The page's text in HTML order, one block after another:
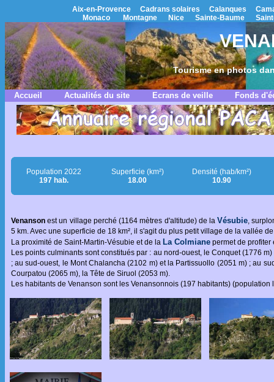
Aix-en-Provence Cadrans solaires Calanques
Monaco
Montagne Nice Sainte-Baume
Tourisme en photos
Accueil Actualités du site Ecrans de veille Fonds
Population 2022
197 hab.
Superficie (km²)
18.00
Densité (hab/km²)
10.90
Venanson est un village perché (1164 mètres d'altitude) de laVésubie,
5 km. Avec une superficie de 18 km², il s'agit du plus petit village de la vallée
La proximité de Saint-Martin-Vésubie et de la La Colmiane permet de profiter
Les points culminants sont constitués par : au nord-ouest, le Conquet (1776
; au sud-ouest, le Mont Chalancha (2102 m) et la Partissuollo (2051 m) ; au
Courpatou (2065 m), la Tête de Siruol (2053 m).
Les habitants de Venanson sont les Venansonnois (197 habitants) (population